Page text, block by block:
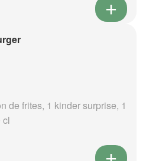
de frites, 1 kinder surprise, 1
cl